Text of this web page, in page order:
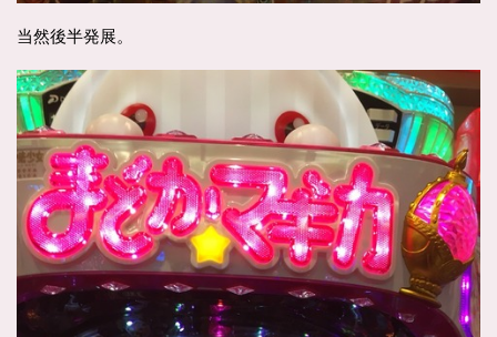
当然後半発展。